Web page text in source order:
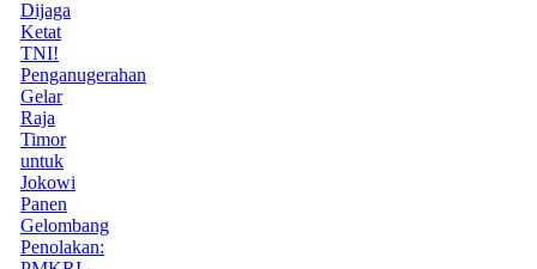
Dijaga
Ketat
TNI!
Penganugerahan
Gelar
Raja
Timor
untuk
Jokowi
Panen
Gelombang
Penolakan: